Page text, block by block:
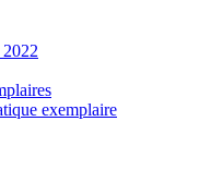
exemplaire